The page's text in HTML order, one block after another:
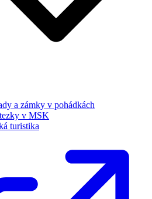
a zámky v pohádkách
v MSK
turistika